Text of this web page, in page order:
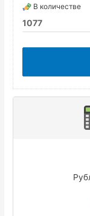
В количестве